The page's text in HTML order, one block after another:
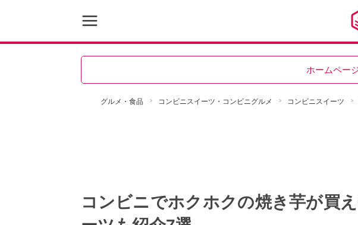
ホームペー
グルメ・食品 コンビニスイーツ・コンビニグルメ コンビニスイーツ
コンビニでホクホクの焼き芋が買